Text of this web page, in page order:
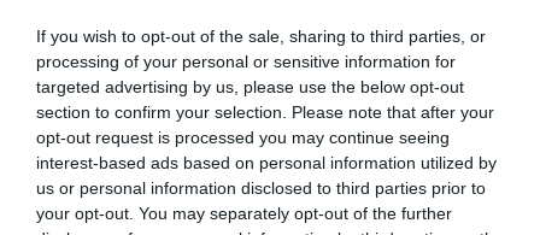
If you wish to opt-out of the sale, sharing to third parties, or
processing of your personal or sensitive information for
targeted advertising by us, please use the below opt-out
section to confirm your selection. Please note that after your
opt-out request is processed you may continue seeing
interest-based ads based on personal information utilized by
us or personal information disclosed to third parties prior to
your opt-out. You may separately opt-out of the further
persona, comprueba la información, analiza las
circunstancias y con la misma claridad que si de un
ciudadano anónimo se tratara, más allá de la
presión mediática global, aplica la regla.
Hemos perdido una bola, pero
afortunadamente este partido lo jugamos entre
todos. El deporte, más que nunca, debe usar su
potencial transformador en favor de una sociedad